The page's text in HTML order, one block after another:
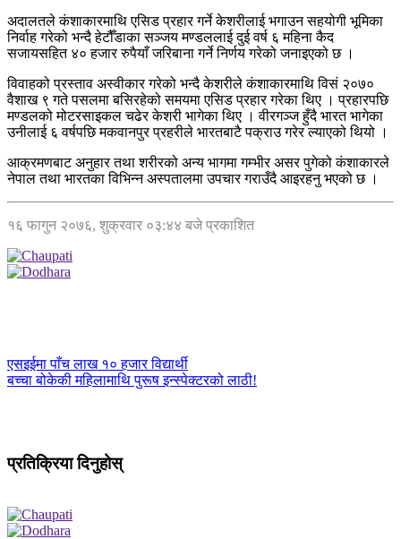
अदालतले कंशाकारमाथि एसिड प्रहार गर्ने केशरीलाई भगाउन सहयोगी भूमिका
निर्वाह गरेको भन्दै हेटौँडाका सञ्जय मण्डललाई दुई वर्ष ६ महिना कैद
सजायसहित ४० हजार रुपैयाँ जरिबाना गर्ने निर्णय गरेको जनाइएको छ ।
विवाहको प्रस्ताव अस्वीकार गरेको भन्दै केशरीले कंशाकारमाथि विसं २०७०
वैशाख ९ गते पसलमा बसिरहेको समयमा एसिड प्रहार गरेका थिए । प्रहारपछि
मण्डलको मोटरसाइकल चढेर केशरी भागेका थिए । वीरगञ्ज हुँदै भारत भागेका
उनीलाई ६ वर्षपछि मकवानपुर प्रहरीले भारतबाटै पक्राउ गरेर ल्याएको थियो ।
आक्रमणबाट अनुहार तथा शरीरको अन्य भागमा गम्भीर असर पुगेको कंशाकारले
नेपाल तथा भारतका विभिन्न अस्पतालमा उपचार गराउँदै आइरहनु भएको छ ।
१६ फागुन २०७६, शुक्रवार ०३:४४ बजे प्रकाशित
एसइईमा पाँच लाख १० हजार विद्यार्थी
बच्चा बोकेकी महिलामाथि पुरूष इन्स्पेक्टरको लाठी!
प्रतिक्रिया दिनुहोस्